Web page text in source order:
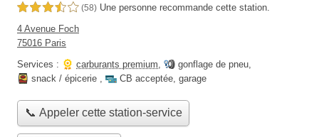
3,5 étoiles sur 5 (58) Une personne recommande cette station.
4 Avenue Foch
75016 Paris
Services :
carburants premium, gonflage de pneu,
snack / épicerie , CB acceptée, garage
📞 Appeler cette station-service